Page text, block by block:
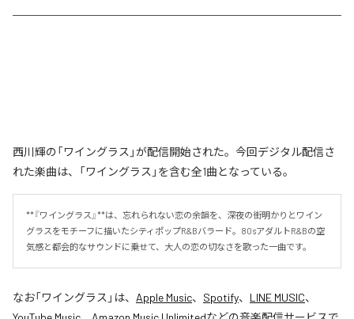
西川輝の「ワイングラス」が配信開始された。今回デジタル配信さ
れた楽曲は、「ワイングラス」を含む全1曲となっている。
**『ワイングラス』**は、忘れられない恋の余韻を、深夜の街明かりとワイン
グラスをモチーフに描いたシティポップR&Bバラード。80sアダルトR&Bの空
気感と都会的なサウンドに乗せて、大人の恋の切なさを歌った一曲です。
なお「ワイングラス 」は、 Apple Music、 Spotify、 LINE MUSIC、